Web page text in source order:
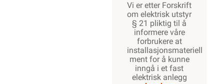
Vi er etter Forskrift
om elektrisk utstyr
§ 21 pliktig til å
informere våre
forbrukere at
installasjonsmateriell
ment for å kunne
inngå i et fast
elektrisk anlegg